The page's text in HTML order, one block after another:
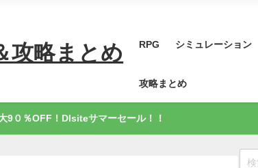
攻略まとめ
RPG シミュレーション
攻略まとめ
9０％OFF！Dlsiteサマーセール！！